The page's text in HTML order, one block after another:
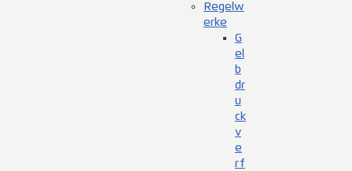
Regelw
erke
G
el
b
dr
u
ck
v
e
rf